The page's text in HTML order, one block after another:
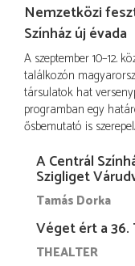
Nemzetközi
Színház új évada
A szeptember 10–12.
találkozón
társulatok hat
programban egy
ősbemutató is szerepel.
A Centrál
Szigliget
Tamás Dorka
Véget ért a
THEALTER